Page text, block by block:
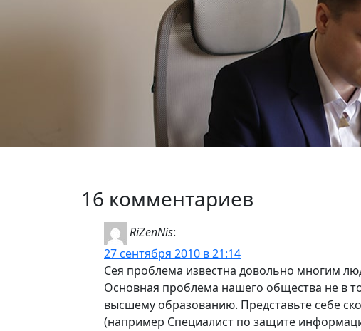
16 комментариев
RiZenNis:
27 сентября 2010 в 21:14
Сея проблема известна довольно многим
Основная проблема нашего общества не в
высшему образованию. Представьте себе
(например Специалист по защите